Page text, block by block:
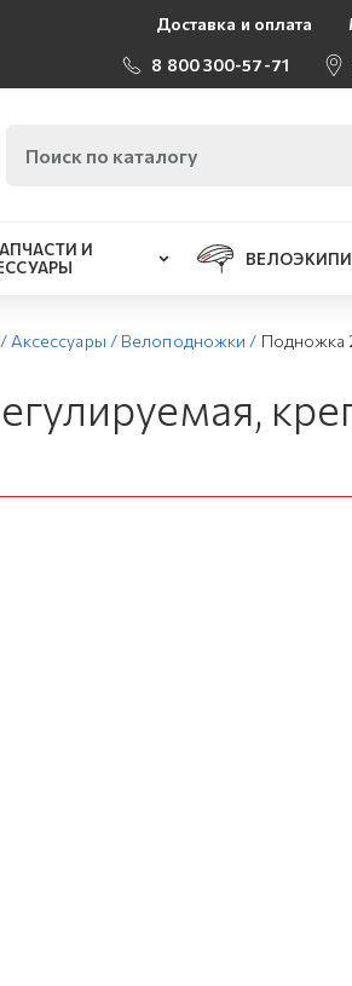
Доставка и оплата
8 800 300-57-71
И
/ Аксессуары / Велоподножки / Подножка